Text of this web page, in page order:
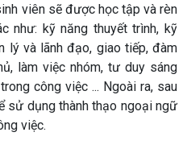
viên sẽ được học tập và rèn
như: kỹ năng thuyết trình, kỹ
lý và lãnh đạo, giao tiếp, đàm
làm việc nhóm, tư duy sáng
công việc ... Ngoài ra, sau
sử dụng thành thạo ngoại ngữ
việc.